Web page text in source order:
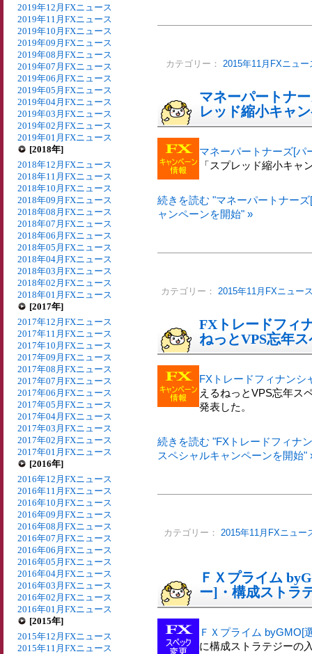
2019年12月FXニュース
2019年11月FXニュース
2019年10月FXニュース
2019年09月FXニュース
2019年08月FXニュース
2019年07月FXニュース
2019年06月FXニュース
2019年05月FXニュース
2019年04月FXニュース
2019年03月FXニュース
2019年02月FXニュース
2019年01月FXニュース
[2018年]
2018年12月FXニュース
2018年11月FXニュース
2018年10月FXニュース
2018年09月FXニュース
2018年08月FXニュース
2018年07月FXニュース
2018年06月FXニュース
2018年05月FXニュース
2018年04月FXニュース
2018年03月FXニュース
2018年02月FXニュース
2018年01月FXニュース
[2017年]
2017年12月FXニュース
2017年11月FXニュース
2017年10月FXニュース
2017年09月FXニュース
2017年08月FXニュース
2017年07月FXニュース
2017年06月FXニュース
2017年05月FXニュース
2017年04月FXニュース
2017年03月FXニュース
2017年02月FXニュース
2017年01月FXニュース
[2016年]
2016年12月FXニュース
2016年11月FXニュース
2016年10月FXニュース
2016年09月FXニュース
2016年08月FXニュース
2016年07月FXニュース
2016年06月FXニュース
2016年05月FXニュース
2016年04月FXニュース
2016年03月FXニュース
2016年02月FXニュース
2016年01月FXニュース
[2015年]
2015年12月FXニュース
2015年11月FXニュース
カテゴリー： 2015年11月FXニュー
マネーパートナ
レッド縮小キャ
マネーパートナーズ[パ
「スプレッド縮小キャ
続きを読む "マネーパートナー
ャンペーンを開始" »
カテゴリー： 2015年11月FXニュー
FXトレードフィ
ねっとVPS忘年
FXトレードフィナンシ
えるねっとVPS忘年ス
発表した。
続きを読む "FXトレードフィナ
スペシャルキャンペーンを開始"
カテゴリー： 2015年11月FXニュー
ＦＸプライム
ー]・構成ストラ
ＦＸプライム byGMO[
に構成ストラテジーの